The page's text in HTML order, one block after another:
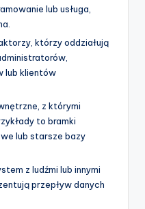
lub usługa,
którzy oddziałują
lub klientów
z którymi
to bramki
lub starsze bazy
z ludźmi lub innymi
przepływ danych